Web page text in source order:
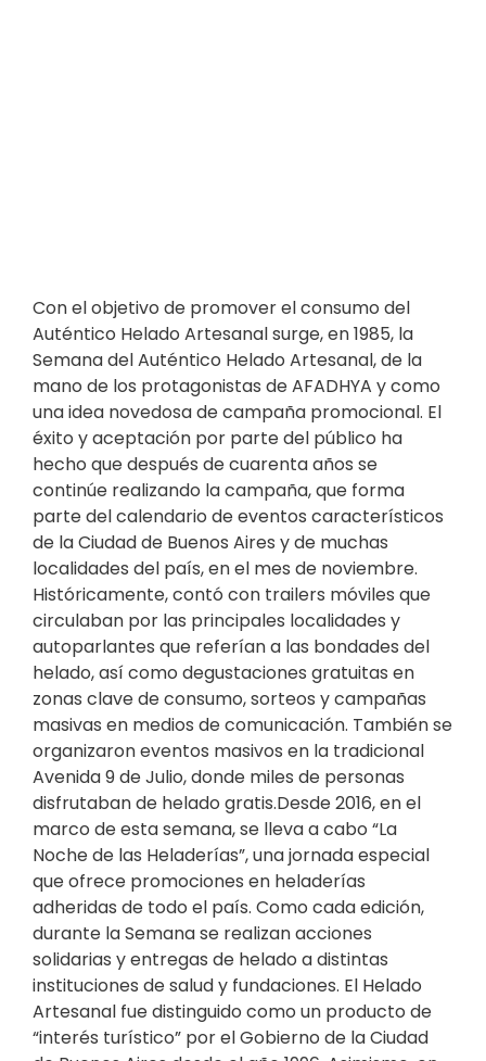
Con el objetivo de promover el consumo del
Auténtico Helado Artesanal surge, en 1985, la
Semana del Auténtico Helado Artesanal, de la
mano de los protagonistas de AFADHYA y como
una idea novedosa de campaña promocional. El
éxito y aceptación por parte del público ha
hecho que después de cuarenta años se
continúe realizando la campaña, que forma
parte del calendario de eventos característicos
de la Ciudad de Buenos Aires y de muchas
localidades del país, en el mes de noviembre.
Históricamente, contó con trailers móviles que
circulaban por las principales localidades y
autoparlantes que referían a las bondades del
helado, así como degustaciones gratuitas en
zonas clave de consumo, sorteos y campañas
masivas en medios de comunicación. También se
organizaron eventos masivos en la tradicional
Avenida 9 de Julio, donde miles de personas
disfrutaban de helado gratis.Desde 2016, en el
marco de esta semana, se lleva a cabo “La
Noche de las Heladerías”, una jornada especial
que ofrece promociones en heladerías
adheridas de todo el país. Como cada edición,
durante la Semana se realizan acciones
solidarias y entregas de helado a distintas
instituciones de salud y fundaciones. El Helado
Artesanal fue distinguido como un producto de
“interés turístico” por el Gobierno de la Ciudad